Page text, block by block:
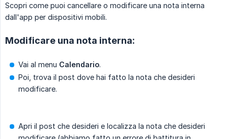
Scopri come puoi cancellare o modificare una nota interna
dall'app per dispositivi mobili.
Modificare una nota interna:
Vai al menu Calendario.
Poi, trova il post dove hai fatto la nota che desideri
modificare.
Apri il post che desideri e localizza la nota che desideri